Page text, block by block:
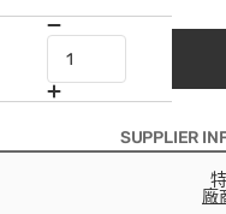
SUPPLIER
廠